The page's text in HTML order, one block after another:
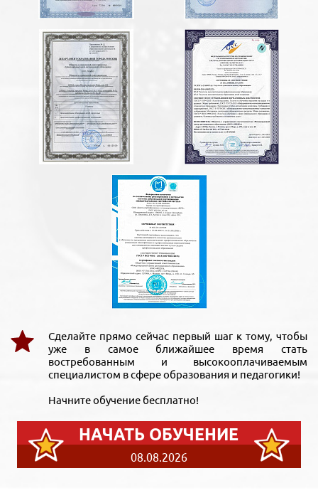
Сделайте прямо сейчас первый шаг к тому, чтобы
уже в самое ближайшее время стать
востребованным и высокооплачиваемым
специалистом в сфере образования и педагогики!
Начните обучение бесплатно!
НАЧАТЬ ОБУЧЕНИЕ
08.08.2026